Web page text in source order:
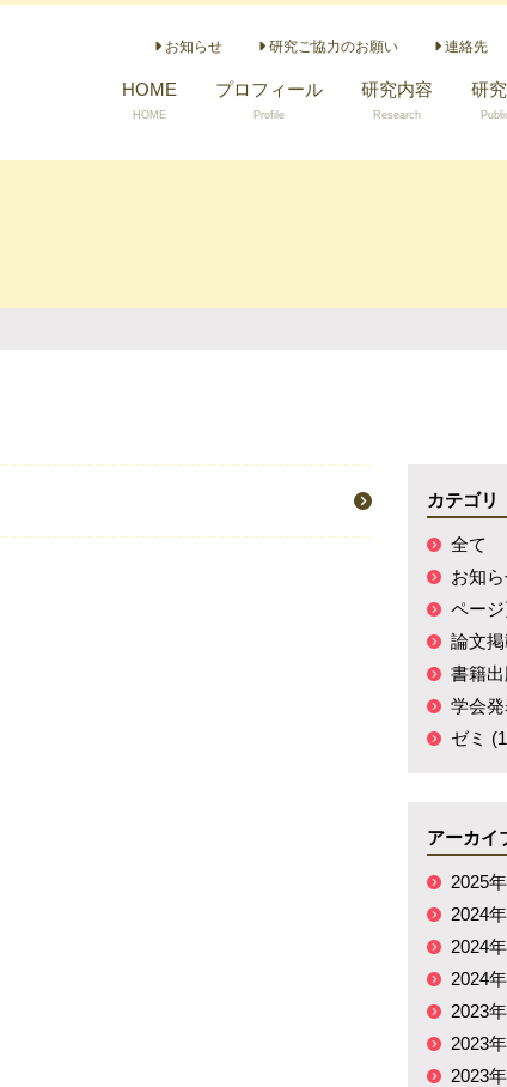
お知らせ 研究ご協力のお願い 連絡先
HOME
HOME
プロフィール
Profile
研究内容
Research
研
カテゴリ
全て
お知
ペー
論文
書籍
学会
ゼミ
アーカイ
2025
2024
2024
2024
2023
2023
2023